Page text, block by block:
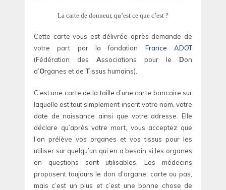
La carte de donneur, qu’est ce que c’est ?
Cette carte vous est délivrée après demande de
votre part par la fondation France ADOT
(Fédération des Associations pour le Don
d’Organes et de Tissus humains).
C’est une carte de la taille d’une carte bancaire sur
laquelle est tout simplement inscrit votre nom, votre
date de naissance ainsi que votre adresse. Elle
déclare qu’après votre mort, vous acceptez que
l’on prélève vos organes et vos tissus pour les
utiliser sur quelqu’un qui en a besoin si les organes
en questions sont utilisables. Les médecins
proposent toujours le don d’organe, carte ou pas,
mais c’est un plus et c’est une bonne chose de